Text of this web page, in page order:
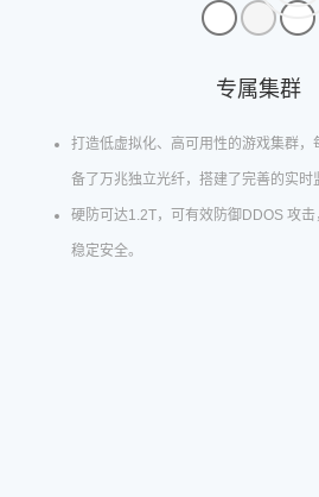
专属集群
打造低虚拟化、高可用性的游戏集群，
备了万兆独立光纤，搭建了完善的实时
硬防可达1.2T，可有效防御DDOS 攻
稳定安全。